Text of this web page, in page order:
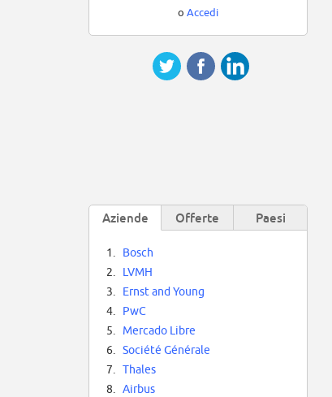
o Accedi
Aziende Offerte Paesi
1.
Bosch
2.
LVMH
3.
Ernst and Young
4.
PwC
5.
Mercado Libre
6.
Société Générale
7.
Thales
8.
Airbus